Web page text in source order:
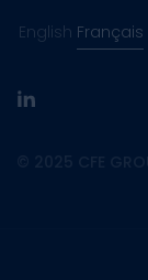
English Français
linkedin